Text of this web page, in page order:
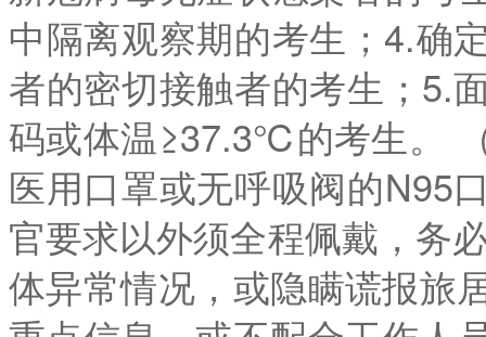
中隔离观察期的考生；4.确
者的密切接触者的考生；5.
码或体温≥37.3℃的考生。
医用口罩或无呼吸阀的N95
官要求以外须全程佩戴，务
体异常情况，或隐瞒谎报旅